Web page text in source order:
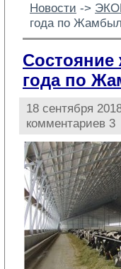
Новости ->
года по
Состояние
года по
18 сентября
комментариев 3